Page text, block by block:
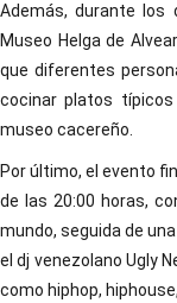
Además, durante los
Museo Helga de
que diferentes
cocinar platos
museo cacereño.
Por último, el evento
de las 20:00 horas,
mundo, seguida de
el dj venezolano Ugly
como hiphop,